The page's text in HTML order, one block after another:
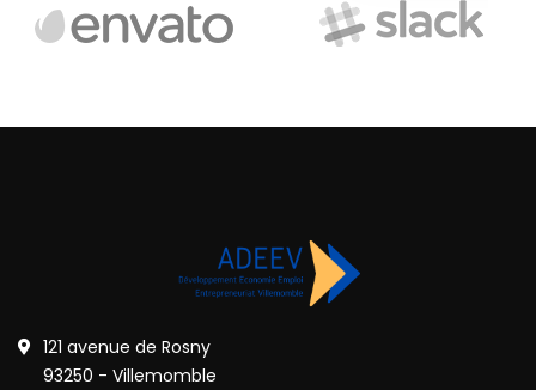
121 avenue de Rosny
93250 - Villemomble